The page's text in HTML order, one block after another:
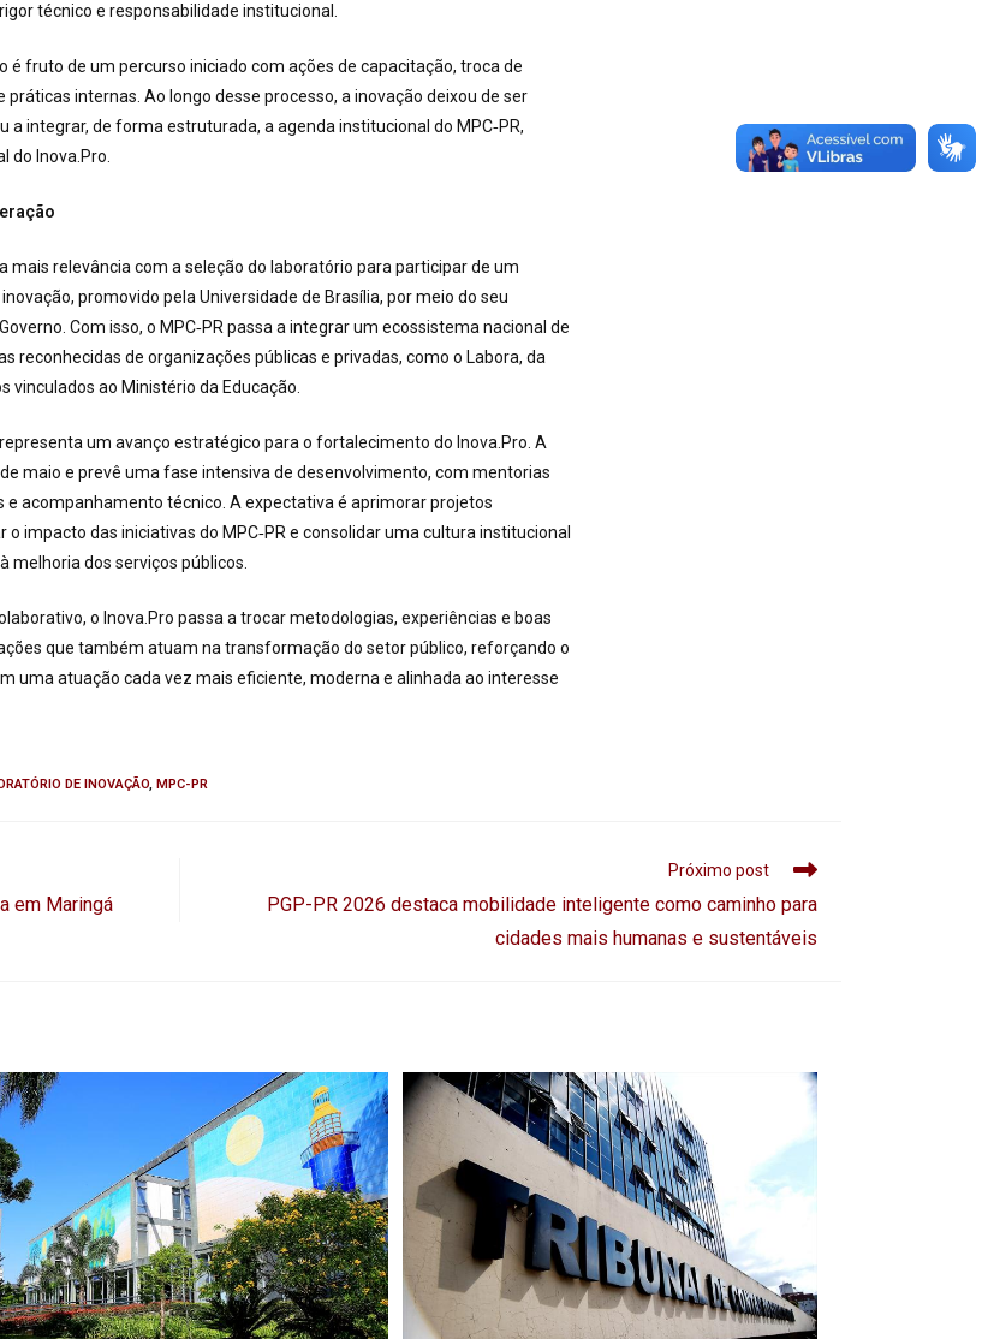
técnico e responsabilidade institucional.
é fruto de um percurso iniciado com ações de capacitação, troca de
práticas internas. Ao longo desse processo, a inovação deixou de ser
a integrar, de forma estruturada, a agenda institucional do MPC‑PR,
do Inova.Pro.
mais relevância com a seleção do laboratório para participar de um
promovido pela Universidade de Brasília, por meio do seu
Com isso, o MPC‑PR passa a integrar um ecossistema nacional de
reconhecidas de organizações públicas e privadas, como o Labora, da
vinculados ao Ministério da Educação.
um avanço estratégico para o fortalecimento do Inova.Pro. A
maio e prevê uma fase intensiva de desenvolvimento, com mentorias
e acompanhamento técnico. A expectativa é aprimorar projetos
impacto das iniciativas do MPC‑PR e consolidar uma cultura institucional
melhoria dos serviços públicos.
o Inova.Pro passa a trocar metodologias, experiências e boas
que também atuam na transformação do setor público, reforçando o
uma atuação cada vez mais eficiente, moderna e alinhada ao interesse
DE INOVAÇÃO, MPC-PR
em Maringá
Próximo post
PGP-PR 2026 destaca mobilidade inteligente como caminho para
cidades mais humanas e sustentáveis